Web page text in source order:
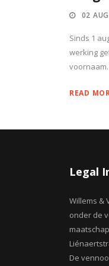
02
Sinds 1
werking
READ
Legal
Willems &
onder de
De